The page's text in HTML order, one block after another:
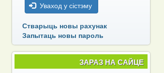
Уваход у сістэму
Стварыць новы рахунак
Запытаць новы пароль
ЗАРАЗ НА САЙЦЕ